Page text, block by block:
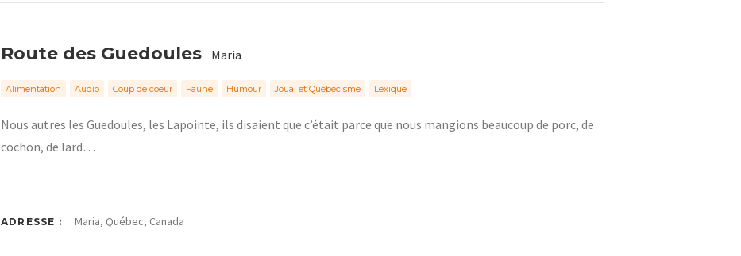
Route des Guedoules Maria
Alimentation Audio Coup de coeur Faune Humour Joual et Québécisme Lexique
Nous autres les Guedoules, les Lapointe, ils disaient que c’était parce que nous mangions beaucoup de porc, de
cochon, de lard…
ADRESSE : Maria, Québec, Canada